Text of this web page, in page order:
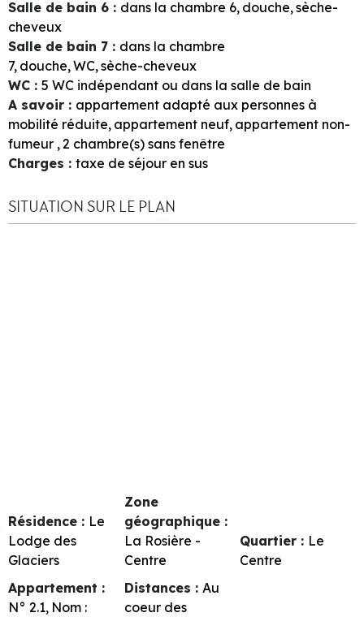
Salle de bain 6 : dans la chambre 6 douche sèche-
cheveux
Salle de bain 7 : dans la chambre
7 douche WC sèche-cheveux
WC : 5 WC indépendant ou dans la salle de bain
A savoir : appartement adapté aux personnes à
mobilité réduite appartement neuf appartement non-
fumeur 2 chambre(s) sans fenêtre
Charges : taxe de séjour en sus
SITUATION SUR LE PLAN
Résidence : Le
Lodge des
Glaciers
Zone
géographique :
La Rosière -
Centre
Quartier : Le
Centre
Appartement :
N° 2.1 Nom :
Distances : Au
coeur des